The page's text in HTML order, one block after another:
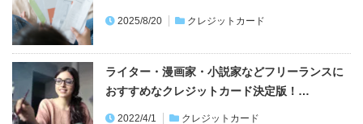
2022/6/13
ETCなしのアクアライン料金は最大約75％損す
る！ETCで大幅割引＆メリット…
2025/1/5 ETCカード